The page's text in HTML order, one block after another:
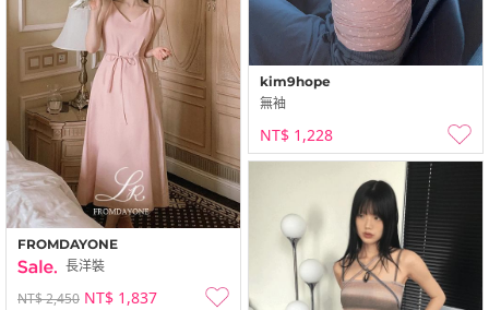
kim9hope
無袖
NT$ 1,228
FROMDAYONE
長洋裝
NT$ 2,450 NT$ 1,837